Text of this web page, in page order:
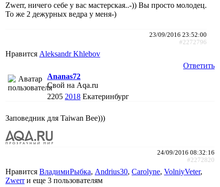
Zwerr, ничего себе у вас мастерская..-)) Вы просто молодец.
То же 2 дежурных ведра у меня-)
23/09/2016 23:52:00
#2272796
Нравится Aleksandr Khlebov
Ответить
Ananas72
Свой на Aqa.ru
2205 2018 Екатеринбург
Заповедник для Taiwan Bee)))
24/09/2016 08:32:16
#2272820
Нравится ВладимиРыбка, Andrius30, Carolyne, VolniyVeter,
Zwerrи еще 3 пользователям